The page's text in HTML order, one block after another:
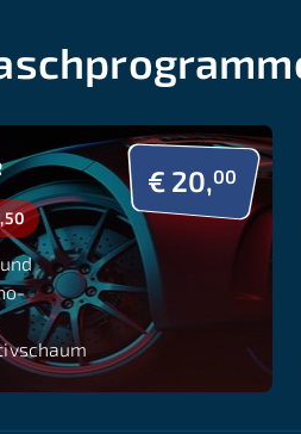
€ 20,00
und